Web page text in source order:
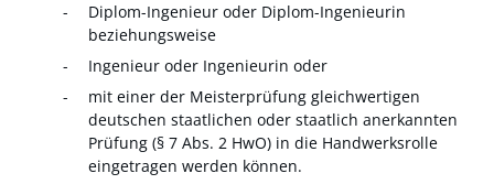
Diplom-Ingenieur oder Diplom-Ingenieurin
beziehungsweise
Ingenieur oder Ingenieurin oder
mit einer der Meisterprüfung gleichwertigen
deutschen staatlichen oder staatlich anerkannten
Prüfung (§ 7 Abs. 2 HwO) in die Handwerksrolle
eingetragen werden können.